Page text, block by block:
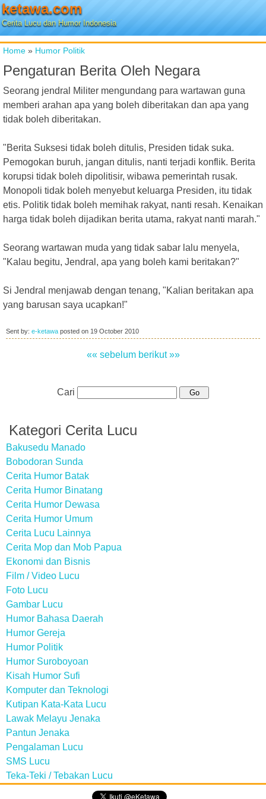
ketawa.com
Cerita Lucu dan Humor Indonesia
Home » Humor Politik
Pengaturan Berita Oleh Negara
Seorang jendral Militer mengundang para wartawan guna
memberi arahan apa yang boleh diberitakan dan apa yang
tidak boleh diberitakan.
"Berita Suksesi tidak boleh ditulis, Presiden tidak suka.
Pemogokan buruh, jangan ditulis, nanti terjadi konflik. Berita
korupsi tidak boleh dipolitisir, wibawa pemerintah rusak.
Monopoli tidak boleh menyebut keluarga Presiden, itu tidak
etis. Politik tidak boleh memihak rakyat, nanti resah. Kenaikan
harga tidak boleh dijadikan berita utama, rakyat nanti marah."
Seorang wartawan muda yang tidak sabar lalu menyela,
"Kalau begitu, Jendral, apa yang boleh kami beritakan?"
Si Jendral menjawab dengan tenang, "Kalian beritakan apa
yang barusan saya ucapkan!"
Sent by: e-ketawa posted on 19 October 2010
«« sebelum berikut »»
Cari
Kategori Cerita Lucu
Bakusedu Manado
Bobodoran Sunda
Cerita Humor Batak
Cerita Humor Binatang
Cerita Humor Dewasa
Cerita Humor Umum
Cerita Lucu Lainnya
Cerita Mop dan Mob Papua
Ekonomi dan Bisnis
Film / Video Lucu
Foto Lucu
Gambar Lucu
Humor Bahasa Daerah
Humor Gereja
Humor Politik
Humor Suroboyoan
Kisah Humor Sufi
Komputer dan Teknologi
Kutipan Kata-Kata Lucu
Lawak Melayu Jenaka
Pantun Jenaka
Pengalaman Lucu
SMS Lucu
Teka-Teki / Tebakan Lucu